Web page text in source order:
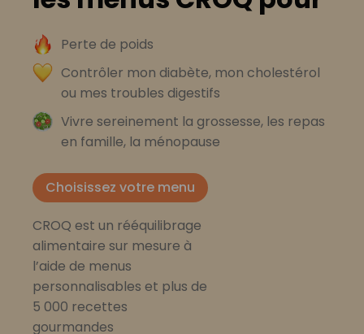
Perte de poids
Contrôler mon diabète, mon cholestérol
ou mes troubles digestifs
Vivre sereinement la grossesse, les repas
en famille, la ménopause
Choisissez votre menu
CROQ est un rééquilibrage
alimentaire sur mesure à
l’aide de menus
personnalisables et plus de
5 000 recettes
gourmandes